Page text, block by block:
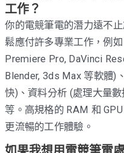
工作？
你的電競筆電的潛力遠不
鬆應付許多專業工作，例
Premiere Pro, DaVinci
Blender, 3ds Max 等軟體)
快)、資料分析 (處理大量
等。高規格的 RAM 和
更流暢的工作體驗。